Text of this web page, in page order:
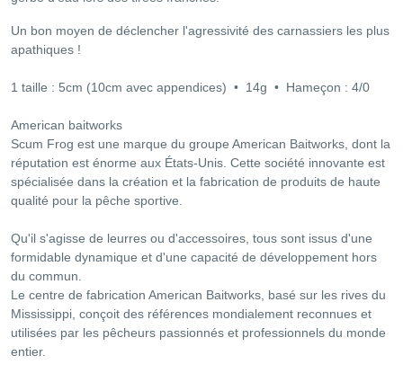
Un bon moyen de déclencher l'agressivité des carnassiers les plus
apathiques !
1 taille : 5cm (10cm avec appendices) • 14g • Hameçon : 4/0
American baitworks
Scum Frog est une marque du groupe American Baitworks, dont la
réputation est énorme aux États-Unis. Cette société innovante est
spécialisée dans la création et la fabrication de produits de haute
qualité pour la pêche sportive.
Qu'il s'agisse de leurres ou d'accessoires, tous sont issus d'une
formidable dynamique et d'une capacité de développement hors
du commun.
Le centre de fabrication American Baitworks, basé sur les rives du
Mississippi, conçoit des références mondialement reconnues et
utilisées par les pêcheurs passionnés et professionnels du monde
entier.